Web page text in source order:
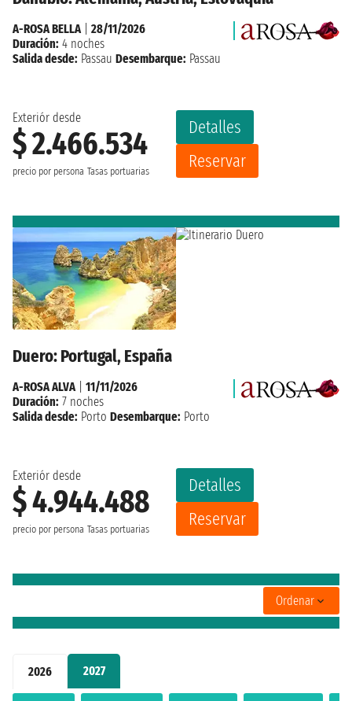
2026 2027
Exteriór desde
$ 2.466.534
precio por persona Tasas portuarias
Detalles
Reservar
A-ROSA BELLA| 28/11/2026
Duración: 4 noches
Salida desde: Passau Desembarque: Passau
Duero: Portugal, España
Exteriór desde
$ 4.944.488
precio por persona Tasas portuarias
Detalles
Reservar
A-ROSA ALVA
11/11/2026
Duración: 7 noches
Salida desde: Porto Desembarque: Porto
Ordenar